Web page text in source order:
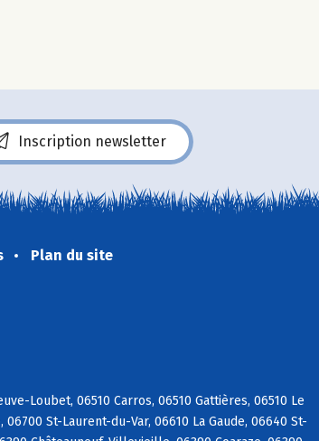
Inscription newsletter
Plan du site
Loubet, 06510 Carros, 06510 Gattières, 06510 Le
St-Laurent-du-Var, 06610 La Gaude, 06640 St-